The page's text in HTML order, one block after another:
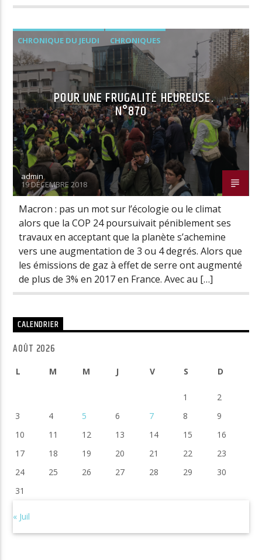
CHRONIQUE DU JEUDI CHRONIQUES
POUR UNE FRUGALITÉ HEUREUSE.
N°870
admin
19 DÉCEMBRE 2018
Macron : pas un mot sur l’écologie ou le climat
alors que la COP 24 poursuivait péniblement ses
travaux en acceptant que la planète s’achemine
vers une augmentation de 3 ou 4 degrés. Alors que
les émissions de gaz à effet de serre ont augmenté
de plus de 3% en 2017 en France. Avec au […]
CALENDRIER
AOÛT 2026
L M M J V S D
1
2
3
4 5 6 7 8
9
10
11 12 13 14 15
16
17
18 19 20 21 22
23
24
25 26 27 28 29
30
31
« Juil